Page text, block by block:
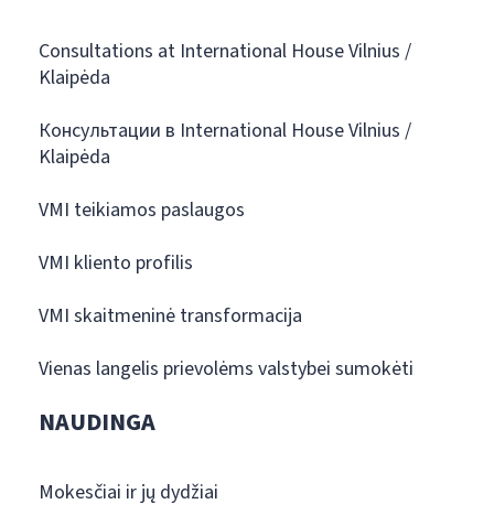
Consultations at International House Vilnius /
Klaipėda
Консультации в International House Vilnius /
Klaipėda
VMI teikiamos paslaugos
VMI kliento profilis
VMI skaitmeninė transformacija
Vienas langelis prievolėms valstybei sumokėti
NAUDINGA
Mokesčiai ir jų dydžiai